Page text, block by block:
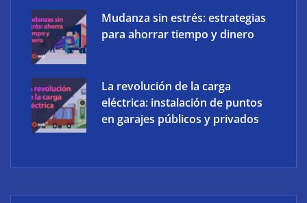
Ucademy lanza la marca Polaris para adaptar la
preparación de oposiciones al perfil del estudiante
Mudanza sin estrés: estrategias
para ahorrar tiempo y dinero
La revolución de la carga
eléctrica: instalación de puntos
en garajes públicos y privados